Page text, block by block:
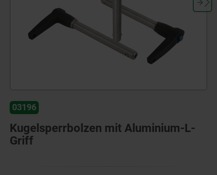
03196
Kugelsperrbolzen mit Aluminium-L-
Griff